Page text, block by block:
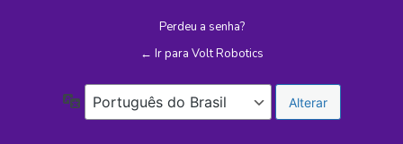
Perdeu a senha?
← Ir para Volt Robotics
Idioma